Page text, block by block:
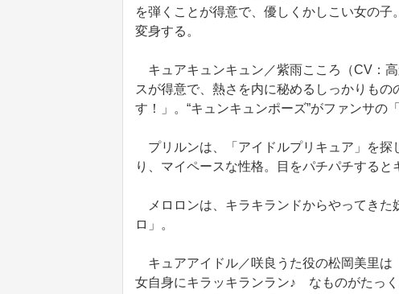
を弾くことが得意で、優しくかしこい女の子
変身する。
キュアキュンキュン／紫雨こころ（CV：
スが得意で、熱さを内に秘めるしっかりも
す！」。“キュンキュンポーズ”がファンサの
プリルンは、「アイドルプリキュア」を探
り、マイペースな性格。目をパチパチすると
メロロンは、キラキランドからやってきた
ロ」。
キュアアイドル／咲良うた役の松岡美里は
女自身にキラッキランラン♪ なものがたっ